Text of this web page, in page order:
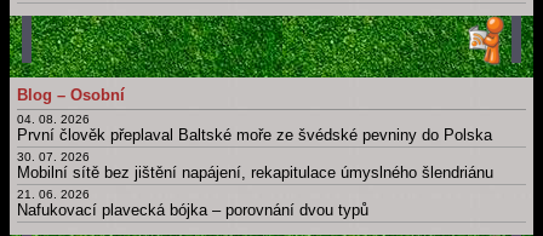
Obchod
12. 05. 2026
Bit, byt, bít, být, byť; nabít, dobít, nabýt, dobýt; nebýt
11. 05. 2026
Psát × píšu; číst × čtu: Migrujące "í".
Hlavní strana blogu
Všechny články
Blog – Osobní
04. 08. 2026
První člověk přeplaval Baltské moře ze švédské pevniny do Polska
30. 07. 2026
Mobilní sítě bez jištění napájení, rekapitulace úmyslného šlendriánu
21. 06. 2026
Nafukovací plavecká bójka – porovnání dvou typů